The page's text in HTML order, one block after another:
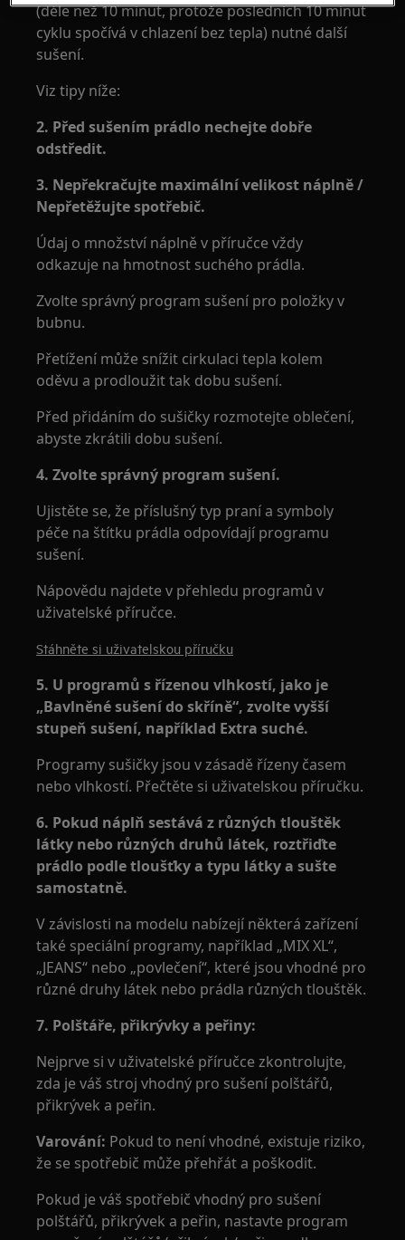
(déle než 10 minut, protože posledních 10 minut
cyklu spočívá v chlazení bez tepla) nutné další
sušení.
Viz tipy níže:
2. Před sušením prádlo nechejte dobře
odstředit.
3. Nepřekračujte maximální velikost náplně /
Nepřetěžujte spotřebič.
Údaj o množství náplně v příručce vždy
odkazuje na hmotnost suchého prádla.
Zvolte správný program sušení pro položky v
bubnu.
Přetížení může snížit cirkulaci tepla kolem
oděvu a prodloužit tak dobu sušení.
Před přidáním do sušičky rozmotejte oblečení,
abyste zkrátili dobu sušení.
4. Zvolte správný program sušení.
Ujistěte se, že příslušný typ praní a symboly
péče na štítku prádla odpovídají programu
sušení.
Nápovědu najdete v přehledu programů v
uživatelské příručce.
Stáhněte si uživatelskou příručku
5. U programů s řízenou vlhkostí, jako je
„Bavlněné sušení do skříně“, zvolte vyšší
stupeň sušení, například Extra suché.
Programy sušičky jsou v zásadě řízeny časem
nebo vlhkostí. Přečtěte si uživatelskou příručku.
6. Pokud náplň sestává z různých tlouštěk
látky nebo různých druhů látek, roztřiďte
prádlo podle tloušťky a typu látky a sušte
samostatně.
V závislosti na modelu nabízejí některá zařízení
také speciální programy, například „MIX XL“,
„JEANS“ nebo „povlečení“, které jsou vhodné pro
různé druhy látek nebo prádla různých tlouštěk.
7. Polštáře, přikrývky a peřiny:
Nejprve si v uživatelské příručce zkontrolujte,
zda je váš stroj vhodný pro sušení polštářů,
přikrývek a peřin.
Varování: Pokud to není vhodné, existuje riziko,
že se spotřebič může přehřát a poškodit.
Pokud je váš spotřebič vhodný pro sušení
polštářů, přikrývek a peřin, nastavte program